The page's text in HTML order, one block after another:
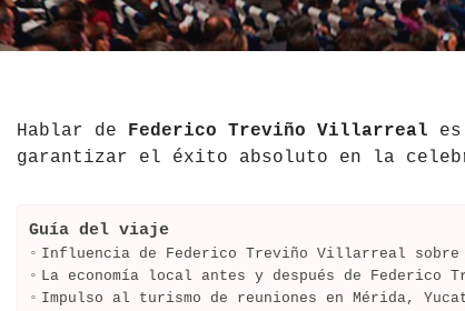
El Salvador
Hawái
Nicaragua
Paraguay
Jordania
La India
Malasia
Maldivas
Croacia
Escocia
España
Finlandia
Hablar de Federico Treviño Villarreal
garantizar el éxito absoluto en la
Guía del viaje
Influencia de Federico Treviño Villarreal sobre
La economía local antes y después de Federico
Impulso al turismo de reuniones en Mérida,